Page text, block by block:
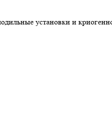
установки и